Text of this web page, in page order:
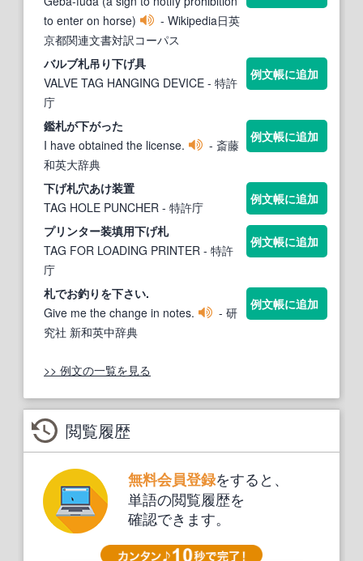
to enter on horse)
- Wikipedia日英
京都関連文書対訳コーパス
バルブ札吊り下げ具
VALVE TAG HANGING DEVICE - 特許
庁
例文帳に追加
鑑札が下がった
I have obtained the license.
- 斎藤
和英大辞典
例文帳に追加
下げ札穴あけ装置
TAG HOLE PUNCHER - 特許庁
例文帳に追加
プリンター装填用下げ札
TAG FOR LOADING PRINTER - 特許
庁
例文帳に追加
札でお釣りを下さい.
Give me the change in notes.
- 研
究社 新和英中辞典
例文帳に追加
>> 例文の一覧を見る
閲覧履歴
無料会員登録をすると、
単語の閲覧履歴を
確認できます。